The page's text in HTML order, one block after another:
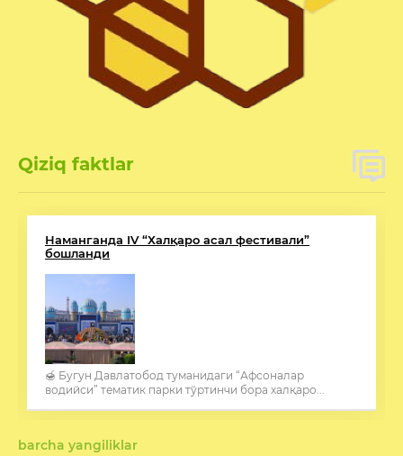
Qiziq faktlar
Наманганда IV “Халқаро асал фестивали”
бошланди
🍯 Бугун Давлатобод туманидаги “Афсоналар
водийси” тематик парки тўртинчи бора халқаро...
barcha yangiliklar